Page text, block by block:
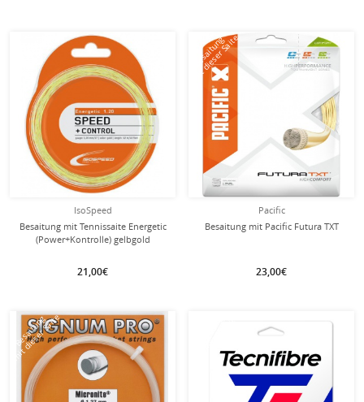
IsoSpeed
Besaitung mit Tennissaite Energetic
(Power+Kontrolle) gelbgold
21,00€
Besaitung
mit dieser Saite
Pacific
Besaitung mit Pacific Futura TXT
23,00€
Besaitung
mit dieser Saite
Besaitung
mit dieser Saite mit dieser Saite